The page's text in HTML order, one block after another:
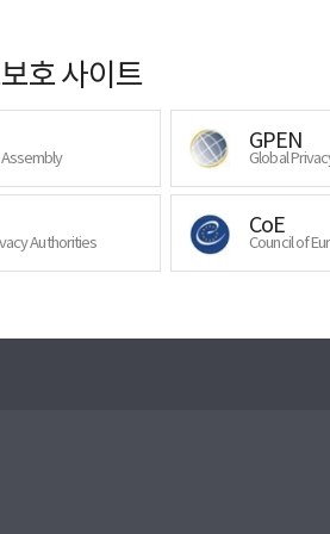
호 사이트
GPEN
Global
Authorities
CoE
Council of